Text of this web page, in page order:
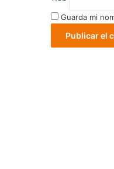
Guarda mi